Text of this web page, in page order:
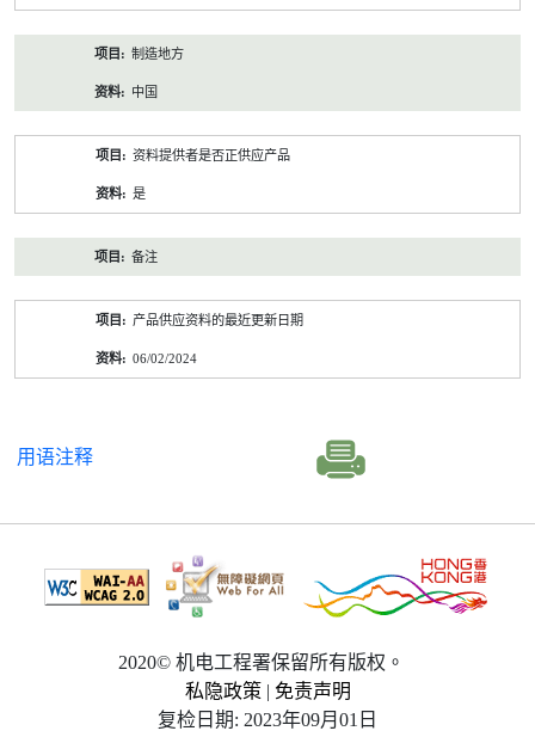
制造地方
中国
资料提供者是否正供应产品
是
备注
产品供应资料的最近更新日期
06/02/2024
用语注释
2020© 机电工程署保留所有版权。
私隐政策 | 免责声明
复检日期: 2023年09月01日